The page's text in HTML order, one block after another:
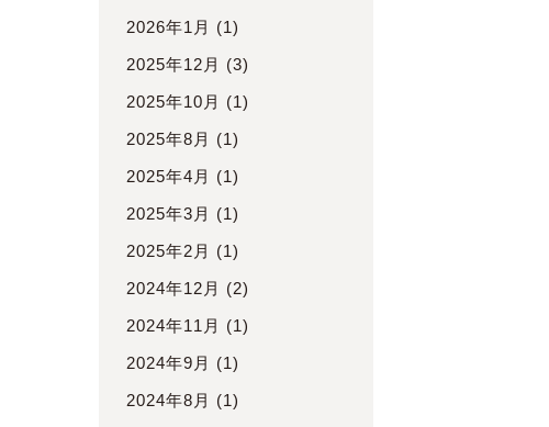
2026年1月 (1)
2025年12月 (3)
2025年10月 (1)
2025年8月 (1)
2025年4月 (1)
2025年3月 (1)
2025年2月 (1)
2024年12月 (2)
2024年11月 (1)
2024年9月 (1)
2024年8月 (1)